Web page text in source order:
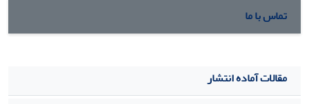
تماس با ما
مقالات آماده انتشار